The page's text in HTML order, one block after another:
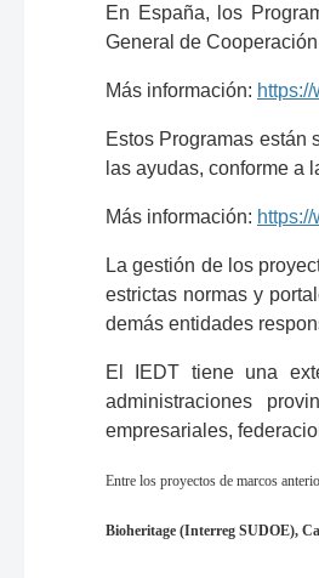
En España, los
General de
Más información:
Estos Programas están
las ayudas, conforme a
Más información:
La gestión de los
estrictas normas y
demás entidades
El IEDT tiene una
administraciones
empresariales,
Entre los proyectos de marcos
Bioheritage (Interreg SUDOE),